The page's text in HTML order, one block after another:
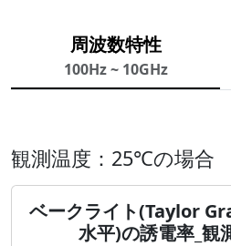
周波数特性
100Hz ~ 10GHz
観測温度：25℃の場合
ベークライト(Taylor
水平)の誘電率_